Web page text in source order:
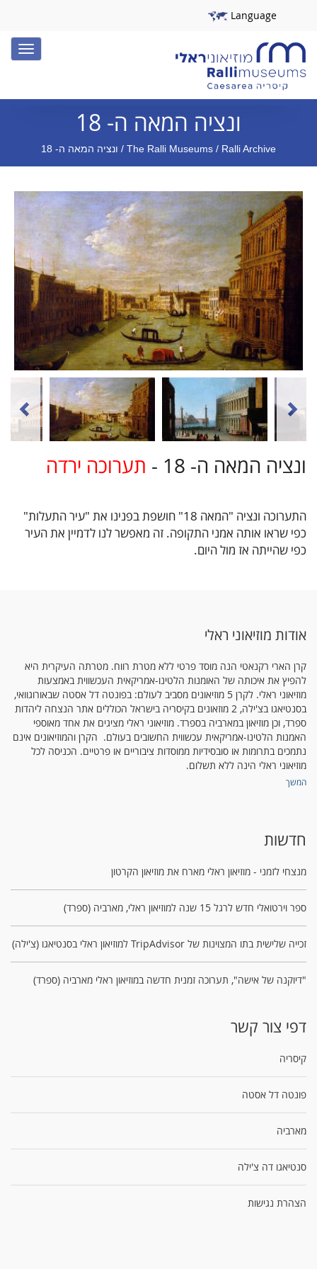
Language
Toggle
ונציה המאה ה- 18
The Ralli Museums / Ralli Archive / ונציה המאה ה- 18
ונציה המאה ה- 18 - תערוכה ירדה
התערוכה ונציה "המאה 18" חושפת בפנינו את "עיר התעלות"
כפי שראו אותה אמני התקופה. זה מאפשר לנו לדמיין את העיר
כפי שהייתה אז מול היום.
אודות מוזיאוני ראלי
קרן הארי רקנאטי הנה מוסד פרטי ללא מטרת רווח. מטרתה העיקרית היא
להפיץ את איכותה של האומנות הלטינו-אמריקאית העכשווית באמצעות
מוזיאוני ראלי. לקרן 5 מוזיאונים מסביב לעולם: בפונטה דל אסטה שבאורוגוואי,
בסנטיאגו בצ'ילה, 2 מוזאונים בקיסריה בישראל הכוללים אתר הנצחה ליהדות
ספרד, וכן מוזיאון במארביה בספרד. מוזיאוני ראלי מציגים את אחד מאוספי
האמנות הלטינו-אמריקאית עכשווית החשובים בעולם. הקרן והמוזיאונים אינם
נתמכים בתרומות או סובסידיות ממוסדות ציבוריים או פרטיים. הכניסה לכל
מוזיאוני ראלי הינה ללא תשלום.
המשך
חדשות
מנצחי לזמני - מוזיאון ראלי מארח את מוזיאון הקרטון
ספר וירטואלי חדש לרגל 15 שנה למוזיאון ראלי, מארביה (ספרד)
זכייה שלישית בתו המצוינות של TripAdvisor למוזיאון ראלי בסנטיאגו (צ'ילה)
"דיוקנה של אישה", תערוכה זמנית חדשה במוזיאון ראלי מארביה (ספרד)
דפי צור קשר
קיסריה
פונטה דל אסטה
מארביה
סנטיאגו דה צ'ילה
הצהרת נגישות